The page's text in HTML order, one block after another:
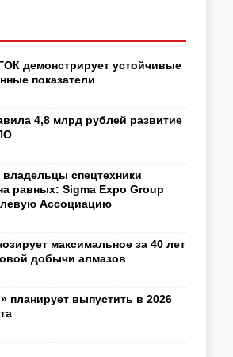
демонстрирует устойчивые
показатели
4,8 млрд рублей развитие
спецтехники
равных: Sigma Expo Group
Ассоциацию
максимальное за 40 лет
добычи алмазов
планирует выпустить в 2026